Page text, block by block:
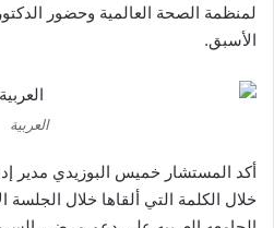
لمنظمة الصحة العالمية وحضور
الأسبق.
العربية
أكد المستشار خميس البوزيدي مدير
خلال الكلمة التي ألقاها خلال